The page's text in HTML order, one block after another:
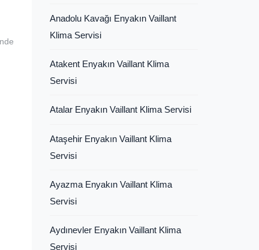
Anadolu Kavağı Enyakın Vaillant
Klima Servisi
Atakent Enyakın Vaillant Klima
Servisi
Atalar Enyakın Vaillant Klima Servisi
Ataşehir Enyakın Vaillant Klima
Servisi
Ayazma Enyakın Vaillant Klima
Servisi
Aydınevler Enyakın Vaillant Klima
Servisi